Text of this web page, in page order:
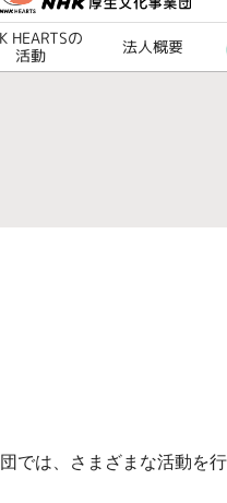
HEARTSの
活動 法人概要
では、さまざまな活動を